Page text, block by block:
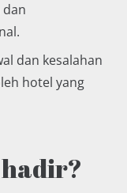
dan kesalahan
hotel yang